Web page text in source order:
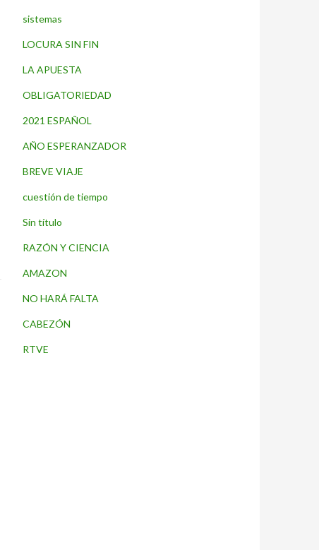
sistemas
LOCURA SIN FIN
LA APUESTA
OBLIGATORIEDAD
2021 ESPAÑOL
AÑO ESPERANZADOR
BREVE VIAJE
cuestión de tiempo
Sin título
RAZÓN Y CIENCIA
AMAZON
NO HARÁ FALTA
CABEZÓN
RTVE